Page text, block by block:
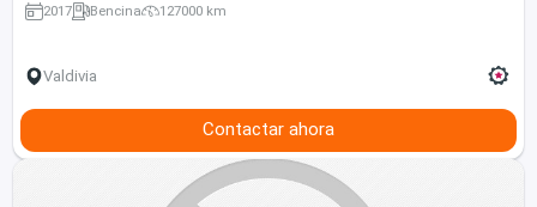
2017 Bencina 127000 km
Valdivia
Contactar ahora